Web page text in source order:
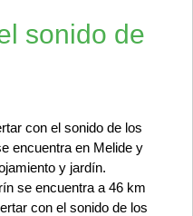
sonido de
con el sonido de los
encuentra en Melide y
y jardín.
se encuentra a 46 km
con el sonido de los